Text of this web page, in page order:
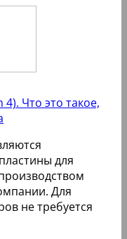
В
в Россию.
оттиск
в
слепку,
в
особенности